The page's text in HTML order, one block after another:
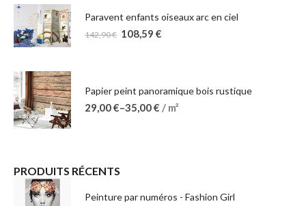
Paravent enfants oiseaux arc en ciel
142,90€ 108,59 €
Papier peint panoramique bois rustique
29,00€–35,00€ / m²
PRODUITS RÉCENTS
Peinture par numéros - Fashion Girl